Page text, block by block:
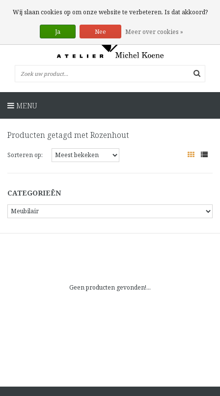
0 Artikelen
MENU
Producten getagd met Rozenhout
Sorteren op:
CATEGORIEËN
Geen producten gevonden!...
Wij slaan cookies op om onze website te verbeteren. Is dat akkoord?
Ja Nee Meer over cookies »